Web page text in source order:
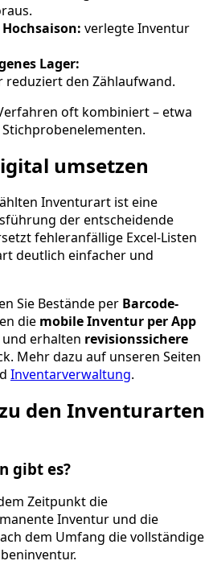
verlegte Inventur
Lager:
den Zählaufwand.
oft kombiniert – etwa
umsetzen
Inventurart ist eine
der entscheidende
fehleranfällige Excel-Listen
deutlich einfacher und
Sie Bestände per Barcode-
die mobile Inventur per App
erhalten revisionssichere
Mehr dazu auf unseren Seiten
Inventarverwaltung.
den Inventurarten
gibt es?
Zeitpunkt die
Inventur und die
dem Umfang die vollständige